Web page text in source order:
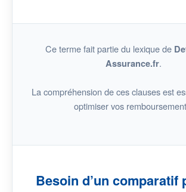
Ce terme fait partie du lexique de
Assurance.fr.
La compréhension de ces clauses est
optimiser vos
Besoin d’un comparatif